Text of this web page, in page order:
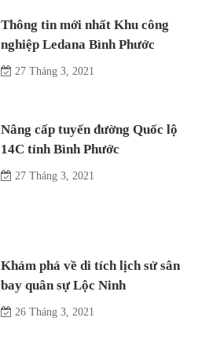
Thông tin mới nhất Khu công
nghiệp Ledana Bình Phước
27 Tháng 3, 2021
Nâng cấp tuyến đường Quốc lộ
14C tỉnh Bình Phước
27 Tháng 3, 2021
Khám phá về di tích lịch sử sân
bay quân sự Lộc Ninh
26 Tháng 3, 2021